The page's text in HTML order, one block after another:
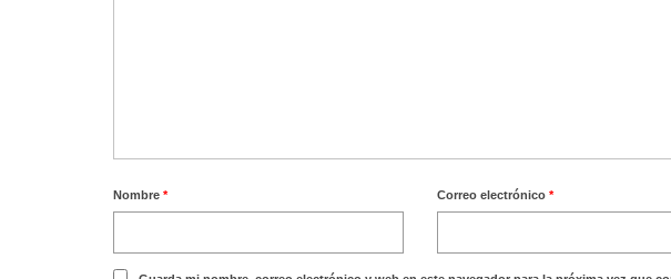
Nombre * Correo electrónico*